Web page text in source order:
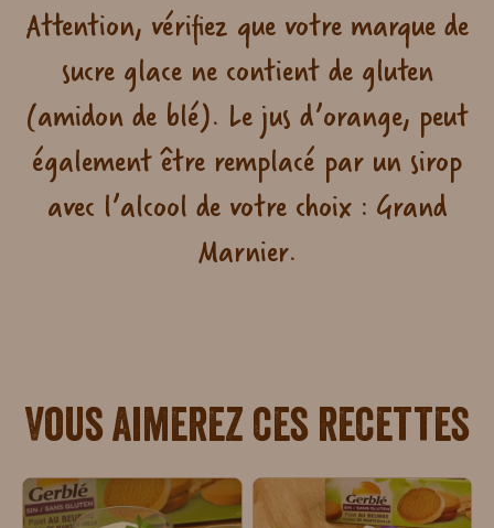
Attention, vérifiez que votre marque de
sucre glace ne contient de gluten
(amidon de blé). Le jus d’orange, peut
également être remplacé par un sirop
avec l’alcool de votre choix : Grand
Marnier.
Vous aimerez ces recettes